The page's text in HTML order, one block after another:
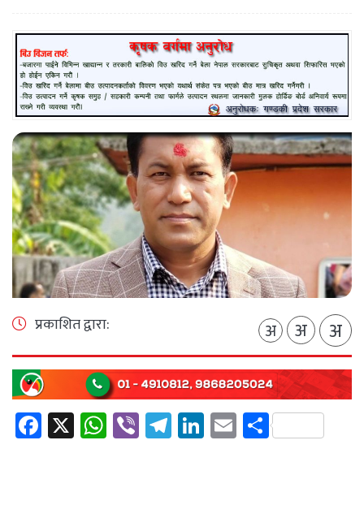
प्रकाशित द्वारा: अ अ अ
Facebook
X WhatsApp
ViberTelegram
LinkedIn
EmailShare